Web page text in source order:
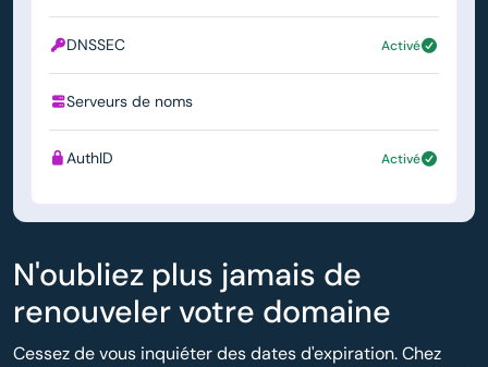
DNSSEC Activé
Serveurs de noms
AuthID Activé
N'oubliez plus jamais de
renouveler votre domaine
Cessez de vous inquiéter des dates d'expiration. Chez